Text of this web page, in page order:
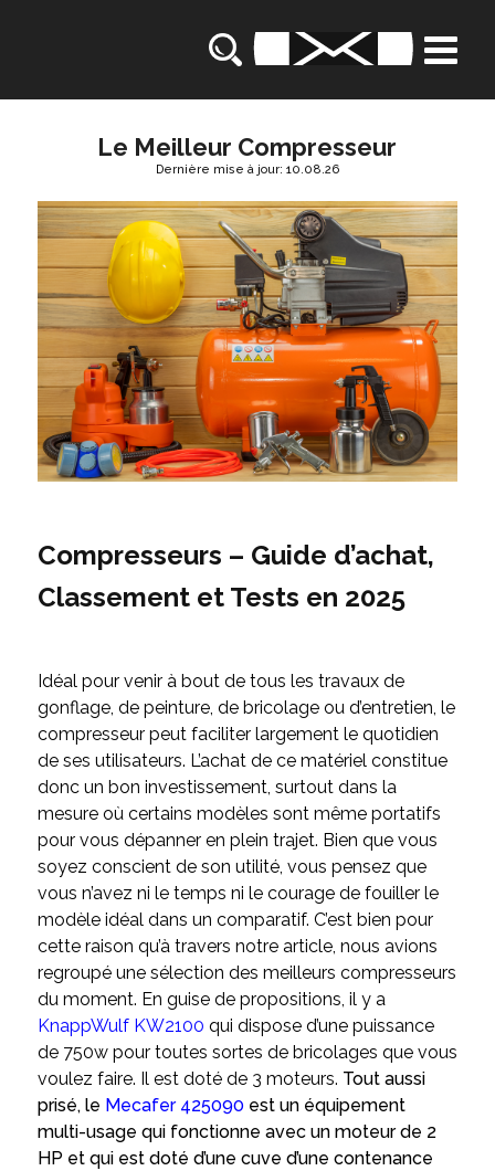
Le Meilleur Compresseur
Dernière mise à jour: 10.08.26
Compresseurs – Guide d’achat,
Classement et Tests en 2025
Idéal pour venir à bout de tous les travaux de
gonflage, de peinture, de bricolage ou d’entretien, le
compresseur peut faciliter largement le quotidien
de ses utilisateurs. L’achat de ce matériel constitue
donc un bon investissement, surtout dans la
mesure où certains modèles sont même portatifs
pour vous dépanner en plein trajet. Bien que vous
soyez conscient de son utilité, vous pensez que
vous n’avez ni le temps ni le courage de fouiller le
modèle idéal dans un comparatif. C’est bien pour
cette raison qu’à travers notre article, nous avions
regroupé une sélection des meilleurs compresseurs
du moment. En guise de propositions, il y a
KnappWulf KW2100 qui dispose d’une puissance
de 750w pour toutes sortes de bricolages que vous
voulez faire. Il est doté de 3 moteurs. Tout aussi
prisé, le Mecafer 425090 est un équipement
multi-usage qui fonctionne avec un moteur de 2
HP et qui est doté d’une cuve d’une contenance